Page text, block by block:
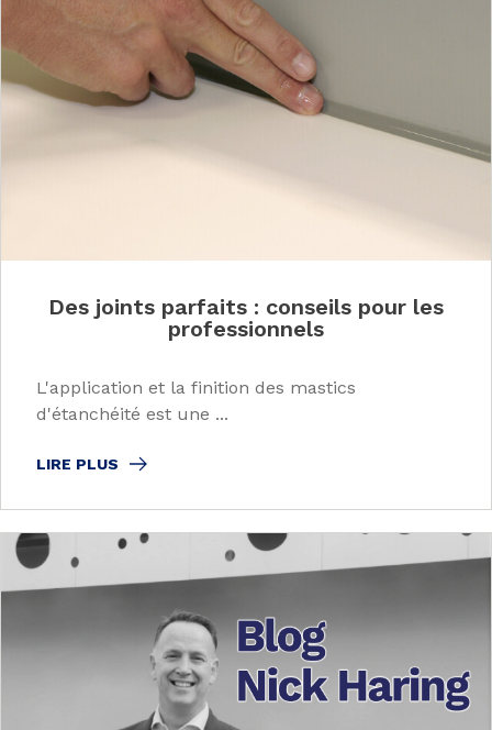
Des joints parfaits : conseils pour les
professionnels
L'application et la finition des mastics
d'étanchéité est une ...
LIRE PLUS